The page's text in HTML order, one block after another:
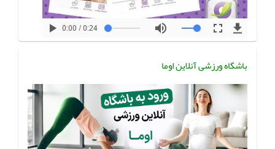
باشگاه ورزشی آنلاین اوما